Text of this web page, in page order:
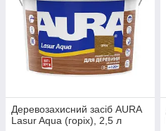
Деревозахисний засіб AURA
Lasur Aqua (горіх), 2,5 л